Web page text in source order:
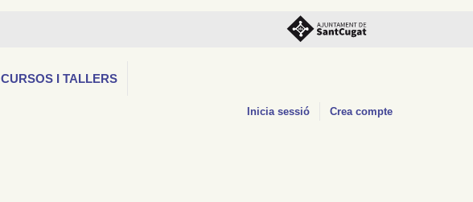
CURSOS I TALLERS
Inicia sessió Crea compte